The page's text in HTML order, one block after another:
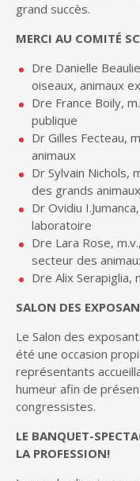
grand succès.
MERCI AU COMITÉ
Dre Danielle
oiseaux, animaux
Dre France Boily,
publique
Dr Gilles Fecteau,
animaux
Dr Sylvain Nichols,
des grands animaux
Dr Ovidiu
laboratoire
Dre Lara Rose, m.v.,
secteur des
Dre Alix Serapiglia,
SALON DES
Le Salon des
été une occasion
représentants
humeur afin de
congressistes.
LE BANQUET-
LA PROFESSION!